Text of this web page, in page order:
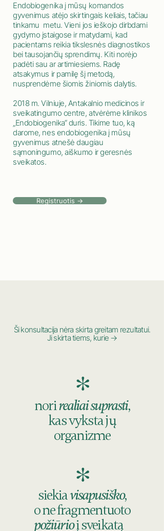
Endobiogenika į mūsų komandos
gyvenimus atėjo skirtingais keliais, tačiau
tinkamu metu. Vieni jos ieškojo dirbdami
gydymo įstaigose ir matydami, kad
pacientams reikia tikslesnės diagnostikos
bei tausojančių sprendimų. Kiti norėjo
padėti sau ar artimiesiems. Radę
atsakymus ir pamilę šį metodą,
nusprendėme šiomis žiniomis dalytis.
2018 m. Vilniuje, Antakalnio medicinos ir
sveikatingumo centre, atvėrėme klinikos
„Endobiogenika“ duris. Tikime tuo, ką
darome, nes endobiogenika į mūsų
gyvenimus atnešė daugiau
sąmoningumo, aiškumo ir geresnės
sveikatos.
Registruotis →
Ši konsultacija nėra skirta greitam rezultatui.
Ji skirta tiems, kurie →
norirealiai suprasti,
kas vyksta jų
organizme
*
siekiavisapusiško,
o ne fragmentuoto
požiūrioį sveikatą
*